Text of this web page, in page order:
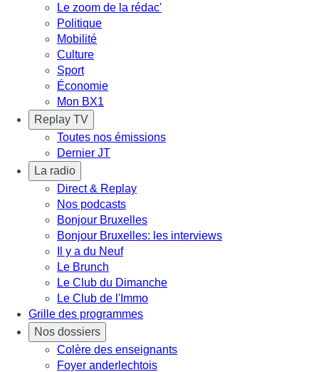
Le zoom de la rédac'
Politique
Mobilité
Culture
Sport
Économie
Mon BX1
Replay TV
Toutes nos émissions
Dernier JT
La radio
Direct & Replay
Nos podcasts
Bonjour Bruxelles
Bonjour Bruxelles: les interviews
Il y a du Neuf
Le Brunch
Le Club du Dimanche
Le Club de l'Immo
Grille des programmes
Nos dossiers
Colère des enseignants
Foyer anderlechtois